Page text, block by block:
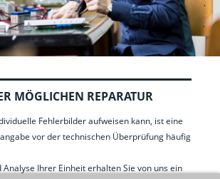
MÖGLICHEN REPARATUR
Fehlerbilder aufweisen kann, ist eine
vor der technischen Überprüfung häufig
Analyse Ihrer Einheit erhalten Sie von uns ein